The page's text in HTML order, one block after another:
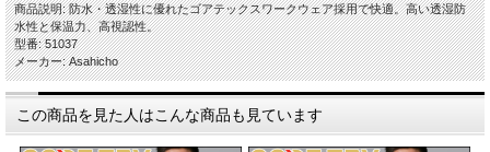
商品説明: 防水・透湿性に優れたゴアテックスワークウェア採用で快適。高い透湿防
水性と保温力、高視認性。
型番: 51037
メーカー: Asahicho
この商品を見た人はこんな商品も見ています